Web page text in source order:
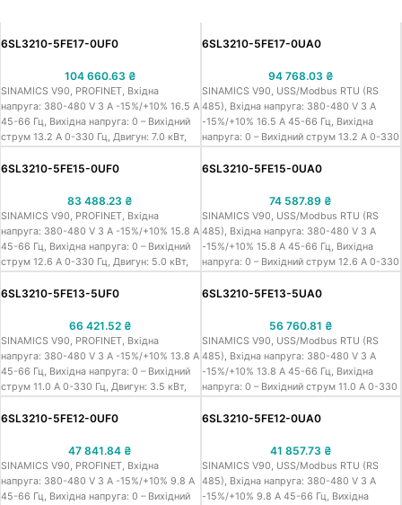
6SL3210-5FE17-0UF0
104 660.63 ₴
SINAMICS V90, PROFINET, Вхідна
напруга: 380-480 V 3 A -15%/+10% 16.5 A
45-66 Гц, Вихідна напруга: 0 – Вихідний
струм 13.2 A 0-330 Гц, Двигун: 7.0 кВт,
140x260x240 (ВxШxГ)
6SL3210-5FE17-0UA0
94 768.03 ₴
SINAMICS V90, USS/Modbus RTU (RS
485), Вхідна напруга: 380-480 V 3 A
-15%/+10% 16.5 A 45-66 Гц, Вихідна
напруга: 0 – Вихідний струм 13.2 A 0-330
Типорозмір FSC, 140x260x240 (ВxШxГ)
6SL3210-5FE15-0UF0
83 488.23 ₴
SINAMICS V90, PROFINET, Вхідна
напруга: 380-480 V 3 A -15%/+10% 15.8 A
45-66 Гц, Вихідна напруга: 0 – Вихідний
струм 12.6 A 0-330 Гц, Двигун: 5.0 кВт,
140x 260x 240 (ВxШxГ)
6SL3210-5FE15-0UA0
74 587.89 ₴
SINAMICS V90, USS/Modbus RTU (RS
485), Вхідна напруга: 380-480 V 3 A
-15%/+10% 15.8 A 45-66 Гц, Вихідна
напруга: 0 – Вихідний струм 12.6 A 0-330
Типорозмір FSC, 140x 260x 240 (ВxШxГ)
6SL3210-5FE13-5UF0
66 421.52 ₴
SINAMICS V90, PROFINET, Вхідна
напруга: 380-480 V 3 A -15%/+10% 13.8 A
45-66 Гц, Вихідна напруга: 0 – Вихідний
струм 11.0 A 0-330 Гц, Двигун: 3.5 кВт,
140x260x240 (ВxШxГ)
6SL3210-5FE13-5UA0
56 760.81 ₴
SINAMICS V90, USS/Modbus RTU (RS
485), Вхідна напруга: 380-480 V 3 A
-15%/+10% 13.8 A 45-66 Гц, Вихідна
напруга: 0 – Вихідний струм 11.0 A 0-330
Типорозмір FSC, 140x260x240 (ВxШxГ)
6SL3210-5FE12-0UF0
47 841.84 ₴
SINAMICS V90, PROFINET, Вхідна
напруга: 380-480 V 3 A -15%/+10% 9.8 A
45-66 Гц, Вихідна напруга: 0 – Вихідний
6SL3210-5FE12-0UA0
41 857.73 ₴
SINAMICS V90, USS/Modbus RTU (RS
485), Вхідна напруга: 380-480 V 3 A
-15%/+10% 9.8 A 45-66 Гц, Вихідна